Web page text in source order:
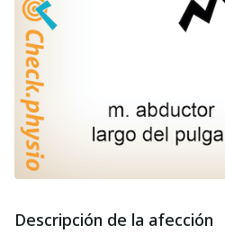
Descripción de la afección